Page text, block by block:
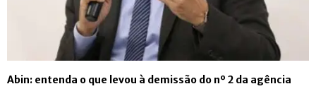
Abin: entenda o que levou à demissão do nº 2 da agência